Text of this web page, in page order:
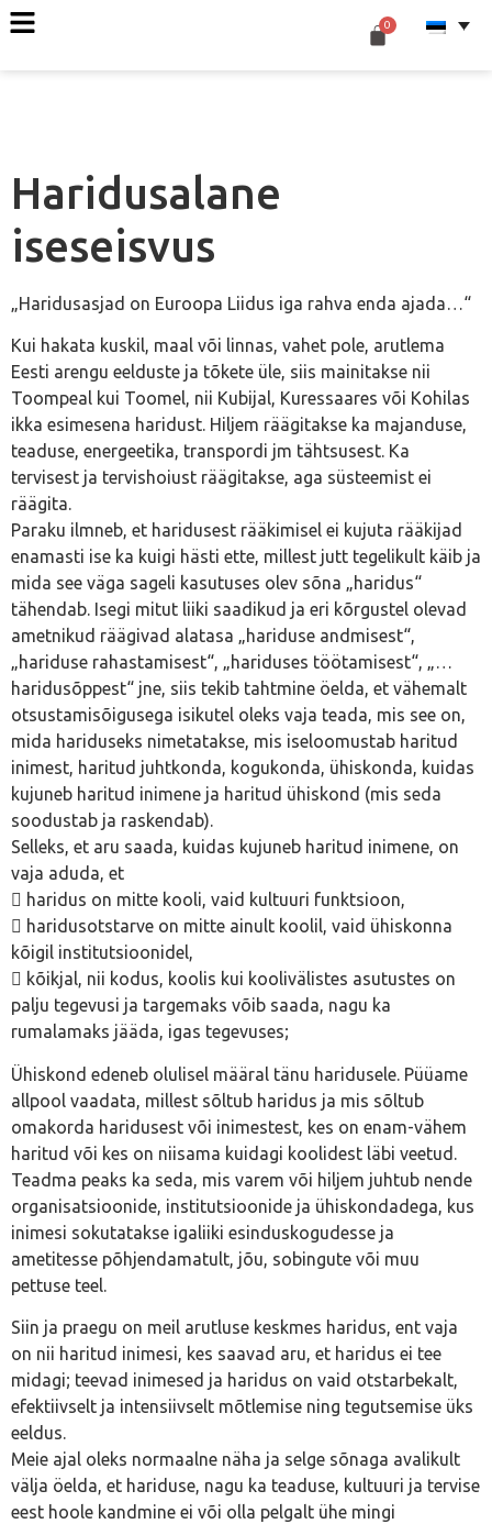
Haridusalane
iseseisvus
„Haridusasjad on Euroopa Liidus iga rahva enda ajada…“
Kui hakata kuskil, maal või linnas, vahet pole, arutlema
Eesti arengu eelduste ja tõkete üle, siis mainitakse nii
Toompeal kui Toomel, nii Kubijal, Kuressaares või Kohilas
ikka esimesena haridust. Hiljem räägitakse ka majanduse,
teaduse, energeetika, transpordi jm tähtsusest. Ka
tervisest ja tervishoiust räägitakse, aga süsteemist ei
räägita.
Paraku ilmneb, et haridusest rääkimisel ei kujuta rääkijad
enamasti ise ka kuigi hästi ette, millest jutt tegelikult käib ja
mida see väga sageli kasutuses olev sõna „haridus“
tähendab. Isegi mitut liiki saadikud ja eri kõrgustel olevad
ametnikud räägivad alatasa „hariduse andmisest“,
„hariduse rahastamisest“, „hariduses töötamisest“, „…
haridusõppest“ jne, siis tekib tahtmine öelda, et vähemalt
otsustamisõigusega isikutel oleks vaja teada, mis see on,
mida hariduseks nimetatakse, mis iseloomustab haritud
inimest, haritud juhtkonda, kogukonda, ühiskonda, kuidas
kujuneb haritud inimene ja haritud ühiskond (mis seda
soodustab ja raskendab).
Selleks, et aru saada, kuidas kujuneb haritud inimene, on
vaja aduda, et
 haridus on mitte kooli, vaid kultuuri funktsioon,
 haridusotstarve on mitte ainult koolil, vaid ühiskonna
kõigil institutsioonidel,
 kõikjal, nii kodus, koolis kui koolivälistes asutustes on
palju tegevusi ja targemaks võib saada, nagu ka
rumalamaks jääda, igas tegevuses;
Ühiskond edeneb olulisel määral tänu haridusele. Püüame
allpool vaadata, millest sõltub haridus ja mis sõltub
omakorda haridusest või inimestest, kes on enam-vähem
haritud või kes on niisama kuidagi koolidest läbi veetud.
Teadma peaks ka seda, mis varem või hiljem juhtub nende
organisatsioonide, institutsioonide ja ühiskondadega, kus
inimesi sokutatakse igaliiki esinduskogudesse ja
ametitesse põhjendamatult, jõu, sobingute või muu
pettuse teel.
Siin ja praegu on meil arutluse keskmes haridus, ent vaja
on nii haritud inimesi, kes saavad aru, et haridus ei tee
midagi; teevad inimesed ja haridus on vaid otstarbekalt,
efektiivselt ja intensiivselt mõtlemise ning tegutsemise üks
eeldus.
Meie ajal oleks normaalne näha ja selge sõnaga avalikult
välja öelda, et hariduse, nagu ka teaduse, kultuuri ja tervise
eest hoole kandmine ei või olla pelgalt ühe mingi